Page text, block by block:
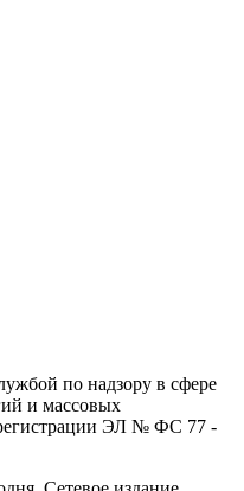
по надзору в сфере
и массовых
ЭЛ № ФС 77 -